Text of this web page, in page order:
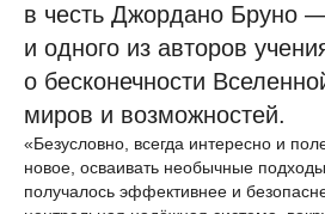
в честь Джордано Бруно
и одного из авторов
о бесконечности
миров и возможностей.
«Безусловно, всегда интересно и
новое, осваивать необычные
получалось эффективнее и